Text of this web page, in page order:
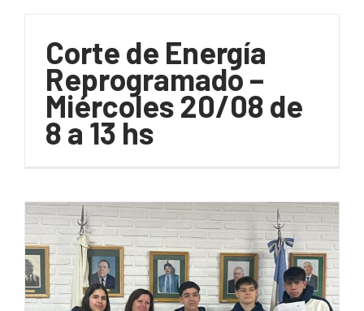
Corte de Energía
Reprogramado –
Miércoles 20/08 de
8 a 13 hs